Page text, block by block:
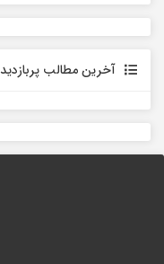
آخرین مطالب پربازدید